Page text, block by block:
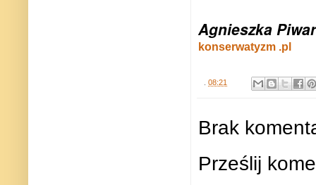
Agnieszka Piwar
konserwatyzm .pl
. 08:21
Brak
Prześlij